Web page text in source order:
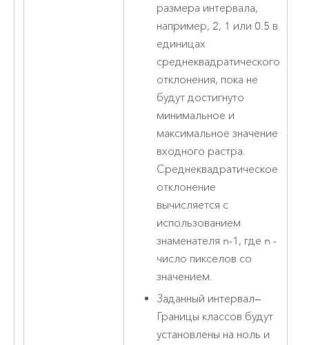
размера интервала,
например, 2, 1 или 0.5 в
единицах
среднеквадратического
отклонения, пока не
будут достигнуто
минимальное и
максимальное значение
входного растра.
Среднеквадратическое
отклонение
вычисляется с
использованием
знаменателя n-1, где n -
число пикселов со
значением.
Заданный интервал—
Границы классов будут
установлены на ноль и